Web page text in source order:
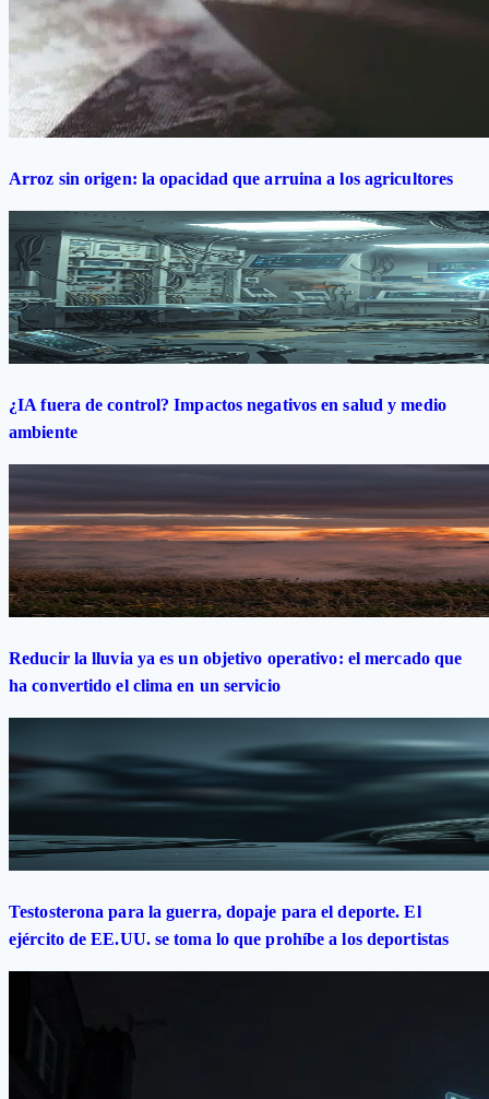
Arroz sin origen: la opacidad que arruina a los agricultores
¿IA fuera de control? Impactos negativos en salud y medio
ambiente
Reducir la lluvia ya es un objetivo operativo: el mercado que
ha convertido el clima en un servicio
Testosterona para la guerra, dopaje para el deporte. El
ejército de EE.UU. se toma lo que prohíbe a los deportistas